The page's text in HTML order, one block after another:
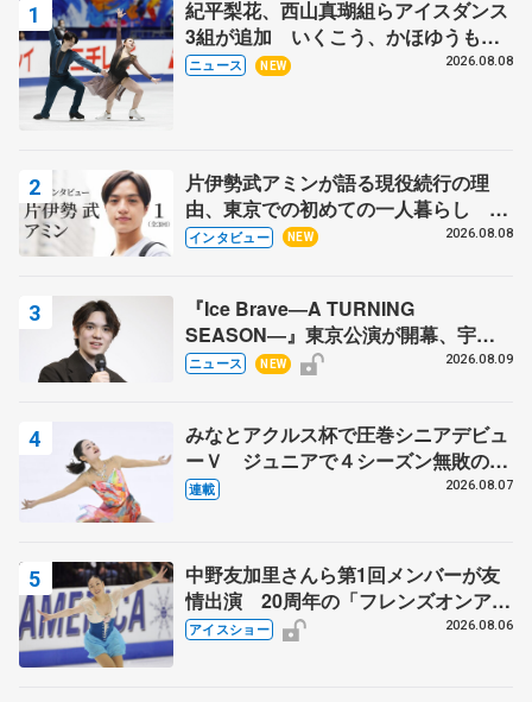
紀平梨花、西山真瑚組らアイスダンス
3組が追加 いくこう、かほゆうも、
木下グループ杯
ニュース NEW 2026.08.08
片伊勢武アミンが語る現役続行の理
由、東京での初めての一人暮らし 注
目スケーターの「今」に迫る
インタビュー NEW 2026.08.08
『Ice Brave―A TURNING
SEASON―』東京公演が開幕、宇野
昌磨の『Ice Brave』にかける思いを
ニュース NEW 2026.08.09
みなとアクルス杯で圧巻シニアデビュ
ーＶ ジュニアで４シーズン無敗の島
田麻央
連載 2026.08.07
中野友加里さんら第1回メンバーが友
情出演 20周年の「フレンズオンアイ
ス」 宮本賢二さん、有川梨絵さん、
アイスショー 2026.08.06